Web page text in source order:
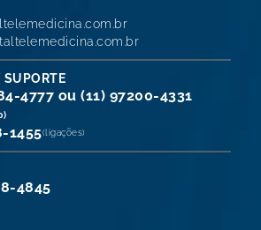
4777 ou (11) 97200-4331
1455(ligações)
4845